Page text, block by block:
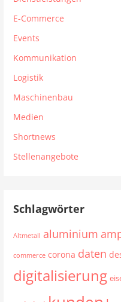
E-Commerce
Events
Kommunikation
Logistik
Maschinenbau
Medien
Shortnews
Stellenangebote
Schlagwörter
Altmetall aluminium
commerce corona daten
digitalisierung